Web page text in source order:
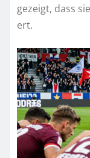
gezeigt, dass
ert.